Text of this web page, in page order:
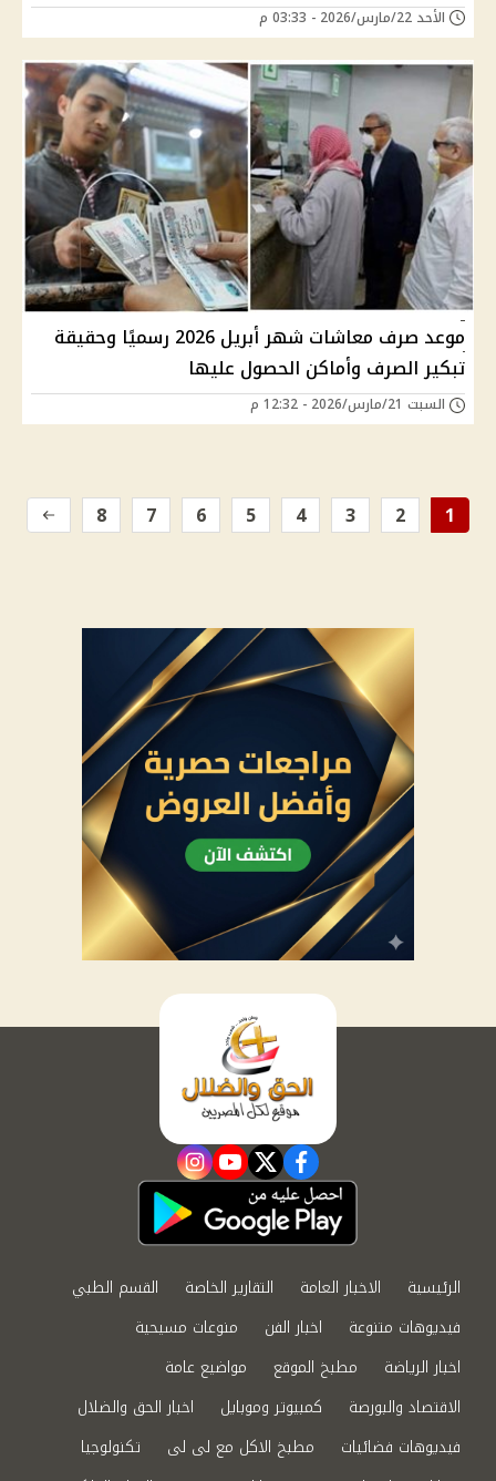
الأحد 22/مارس/2026 - 03:33 م
موعد صرف معاشات شهر أبريل 2026 رسميًا وحقيقة
تبكير الصرف وأماكن الحصول عليها
السبت 21/مارس/2026 - 12:32 م
1
2
3
4
5
6
7
8
facebook
twitter
youtube
instagram
الرئيسية الاخبار العامة التقارير الخاصة
القسم الطبي
فيديوهات متنوعة
اخبار الفن
منوعات مسيحية
اخبار الرياضة
مطبخ الموقع
مواضيع عامة
الاقتصاد والبورصة
كمبيوتر وموبايل
اخبار الحق والضلال
فيديوهات فضائيات
مطبخ الاكل مع لى لى
تكنولوجيا